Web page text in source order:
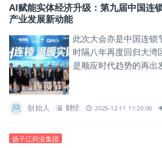
AI赋能实体经济升级：第九届中国连
产业发展新动能
此次大会亦是中国连锁
时隔八年再度回归大湾
是顺应时代趋势的再出
创始人 财经 2025-12-11 11:20:00
扬子江药业集团